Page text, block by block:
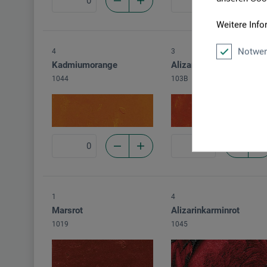
Weitere
4
Kadmiumorange
1044
3
Alizarinorange
103B
1
Marsrot
1019
4
Alizarinkarminrot
1045